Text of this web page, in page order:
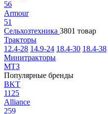
56
Armour
51
Сельхозтехника 3801 товар
Тракторы
12.4-28 14.9-24 18.4-30 18.4-38
Минитракторы
МТЗ
Популярные бренды
BKT
1125
Alliance
259